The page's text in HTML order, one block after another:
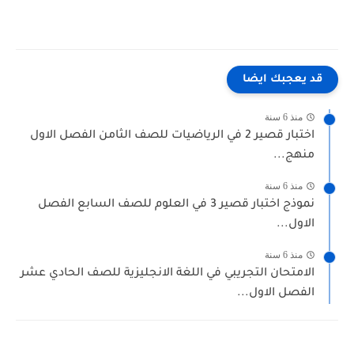
قد يعجبك ايضا
منذ 6 سنة
اختبار قصير 2 في الرياضيات للصف الثامن الفصل الاول
منهج...
منذ 6 سنة
نموذج اختبار قصير 3 في العلوم للصف السابع الفصل
الاول...
منذ 6 سنة
الامتحان التجريبي في اللغة الانجليزية للصف الحادي عشر
الفصل الاول...